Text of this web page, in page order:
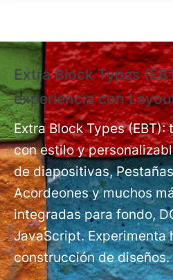
Extra Block Types
experiencia con Layout
Extra Block Types
con estilo y
de diapositivas,
Acordeones y muchos
integradas para fondo,
JavaScript. Experimenta
construcción de diseños.